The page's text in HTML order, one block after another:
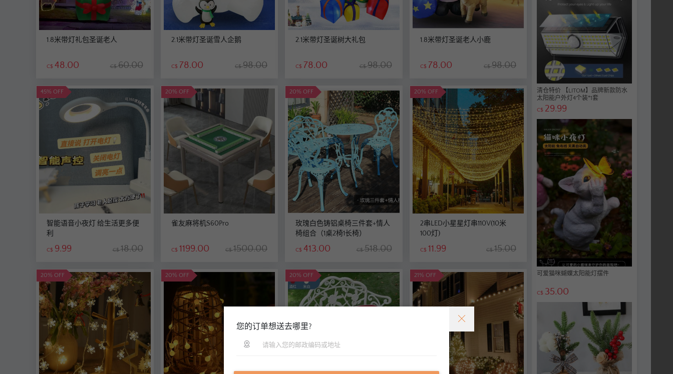
1.8米带灯礼包圣诞老人
C$ 48.00 C$60.00
2.1米带灯圣诞雪人企鹅
C$ 78.00 C$98.00
2.1米带灯圣诞树大礼包
C$ 78.00 C$98.00
1.8米带灯圣诞老人小鹿
C$ 78.00 C$98.00
智能语音小夜灯 给生活更多便
利
C$ 9.99 C$18.00
45% OFF
雀友麻将机S60Pro
C$ 1199.00 C$1500.00
20% OFF
玫瑰白色铸铝桌椅三件套+情人
椅组合（1桌2椅1长椅）
C$ 413.00 C$518.00
20% OFF
2串LED小星星灯串110Ⅴ(10米
100灯)
C$ 11.99 C$15.00
20% OFF
20% OFF 20% OFF 20% OFF 21% OFF
清仓特价 【LITOM】品牌新款防水
太阳能户外灯4个装*1套
C$ 29.99
可爱猫咪蝴蝶太阳能灯摆件
C$ 35.00
您的订单想送去哪里?